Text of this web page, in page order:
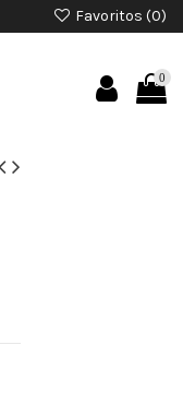
Favoritos (0)
0